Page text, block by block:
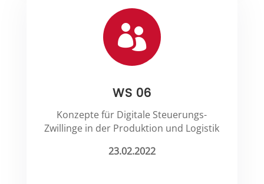

WS 06
Konzepte für Digitale Steuerungs-
Zwillinge in der Produktion und Logistik
23.02.2022